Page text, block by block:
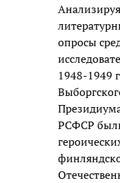
опросы
1948-1949
РСФСР